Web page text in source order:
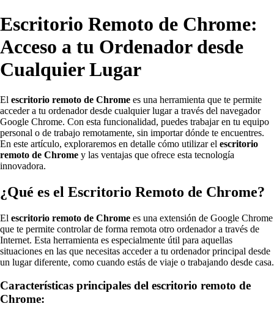
Escritorio Remoto de Chrome:
Acceso a tu Ordenador desde
Cualquier Lugar
El escritorio remoto de Chrome es una herramienta que te permite
acceder a tu ordenador desde cualquier lugar a través del navegador
Google Chrome. Con esta funcionalidad, puedes trabajar en tu equipo
personal o de trabajo remotamente, sin importar dónde te encuentres.
En este artículo, exploraremos en detalle cómo utilizar el escritorio
remoto de Chrome y las ventajas que ofrece esta tecnología
innovadora.
¿Qué es el Escritorio Remoto de Chrome?
El escritorio remoto de Chrome es una extensión de Google Chrome
que te permite controlar de forma remota otro ordenador a través de
Internet. Esta herramienta es especialmente útil para aquellas
situaciones en las que necesitas acceder a tu ordenador principal desde
un lugar diferente, como cuando estás de viaje o trabajando desde casa.
Características principales del escritorio remoto de
Chrome: